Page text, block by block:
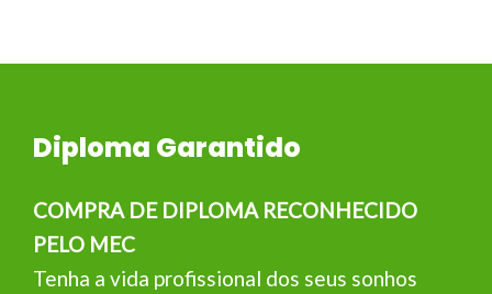
Diploma Garantido
COMPRA DE DIPLOMA RECONHECIDO
PELO MEC
Tenha a vida profissional dos seus sonhos